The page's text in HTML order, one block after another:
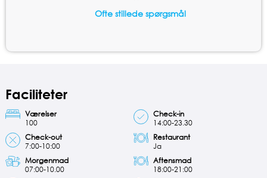
Ofte stillede spørgsmål
Faciliteter
Værelser
100
Check-in
14:00-23.30
Check-out
7:00-10:00
Restaurant
Ja
Morgenmad
07:00-10.00
Aftensmad
18:00-21:00